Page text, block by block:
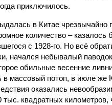
приключилось.
в Китае чрезвычайно
количество –
с 1928-го. Но всё
начался небывалый
обильные весенние
в массовый потоп, в июле же
оказались
тыс. квадратных